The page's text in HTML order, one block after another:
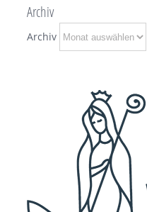
Archiv
Archiv